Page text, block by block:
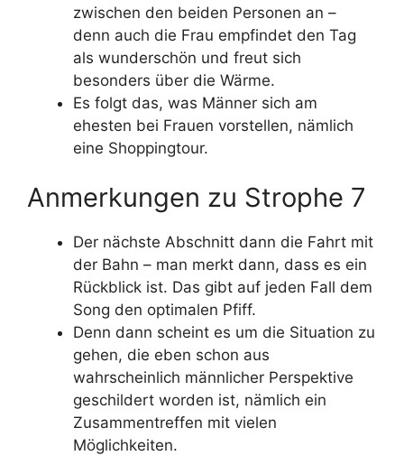
zwischen den beiden Personen an –
denn auch die Frau empfindet den Tag
als wunderschön und freut sich
besonders über die Wärme.
Es folgt das, was Männer sich am
ehesten bei Frauen vorstellen, nämlich
eine Shoppingtour.
Anmerkungen zu Strophe 7
Der nächste Abschnitt dann die Fahrt mit
der Bahn – man merkt dann, dass es ein
Rückblick ist. Das gibt auf jeden Fall dem
Song den optimalen Pfiff.
Denn dann scheint es um die Situation zu
gehen, die eben schon aus
wahrscheinlich männlicher Perspektive
geschildert worden ist, nämlich ein
Zusammentreffen mit vielen
Möglichkeiten.